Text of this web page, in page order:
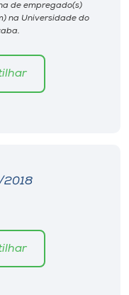
de empregado(s)
na Universidade do
2018